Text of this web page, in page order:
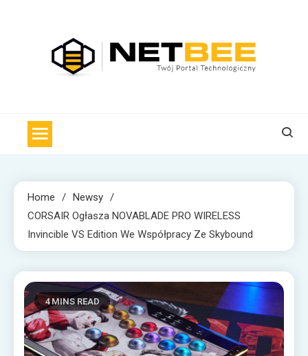
Home
Newsy
CORSAIR Ogłasza NOVABLADE PRO WIRELESS
Invincible VS Edition We Współpracy Ze Skybound
4 MINS READ